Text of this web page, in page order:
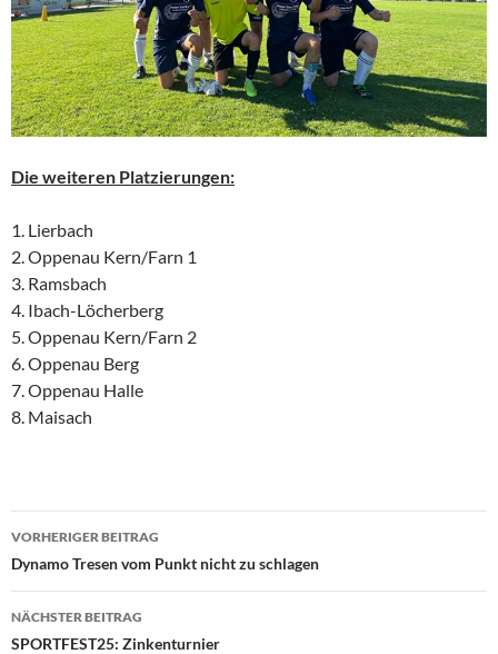
Die weiteren Platzierungen:
1. Lierbach
2. Oppenau Kern/Farn 1
3. Ramsbach
4. Ibach-Löcherberg
5. Oppenau Kern/Farn 2
6. Oppenau Berg
7. Oppenau Halle
8. Maisach
Beitragsnavigation
VORHERIGER BEITRAG
Dynamo Tresen vom Punkt nicht zu schlagen
NÄCHSTER BEITRAG
SPORTFEST25: Zinkenturnier